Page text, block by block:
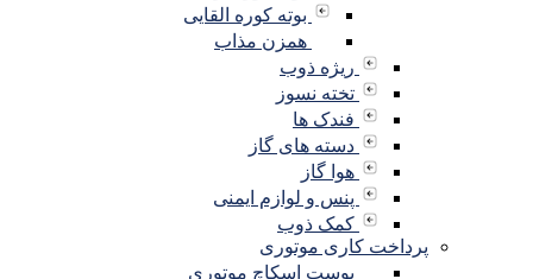
بوته کوره القایی
همزن مذاب
ریژه ذوب
تخته نسوز
فندک ها
دسته های گاز
هوا گاز
پنس و لوازم ایمنی
کمک ذوب
پرداخت کاری موتوری
پوست اسکاچ موتوری